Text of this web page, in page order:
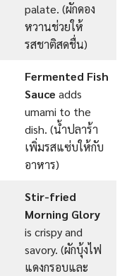
palate. (ผักดอง
หวานช่วยให้
รสชาติสดชื่น)
Fermented Fish
Sauce adds
umami to the
dish. (น้ำปลาร้า
เพิ่มรสแซ่บให้กับ
อาหาร)
Stir-fried
Morning Glory
is crispy and
savory. (ผักบุ้งไฟ
แดงกรอบและ